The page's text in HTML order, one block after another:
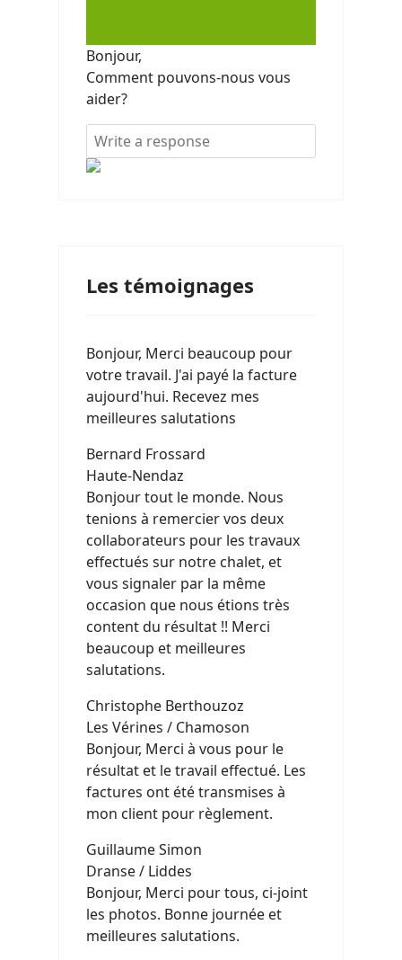
Bonjour,
Comment pouvons-nous vous
aider?
Les témoignages
Bonjour, Merci beaucoup pour
votre travail. J'ai payé la facture
aujourd'hui. Recevez mes
meilleures salutations
Bernard Frossard
Haute-Nendaz
Bonjour tout le monde. Nous
tenions à remercier vos deux
collaborateurs pour les travaux
effectués sur notre chalet, et
vous signaler par la même
occasion que nous étions très
content du résultat !! Merci
beaucoup et meilleures
salutations.
Christophe Berthouzoz
Les Vérines / Chamoson
Bonjour, Merci à vous pour le
résultat et le travail effectué. Les
factures ont été transmises à
mon client pour règlement.
Guillaume Simon
Dranse / Liddes
Bonjour, Merci pour tous, ci-joint
les photos. Bonne journée et
meilleures salutations.